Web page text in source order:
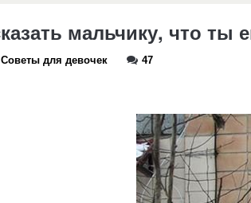
мальчику, что ты
Советы для девочек 47